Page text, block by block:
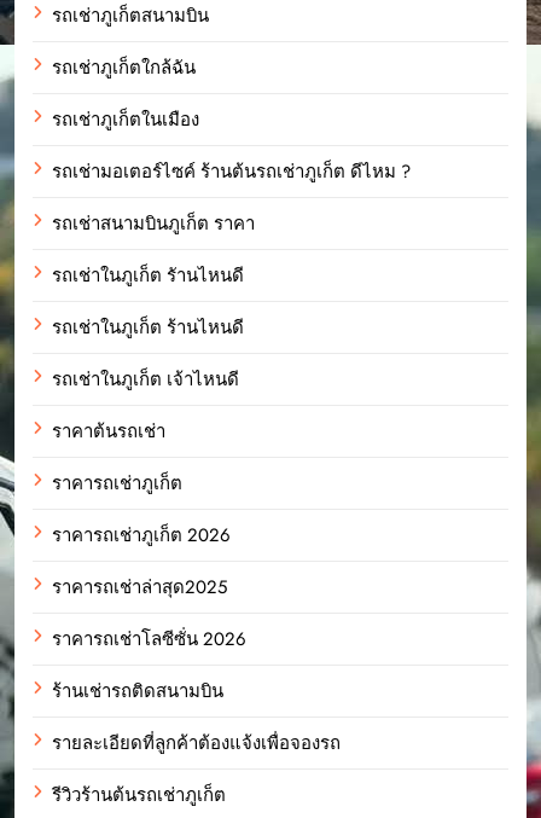
รถเช่าภูเก็ตสนามบิน
รถเช่าภูเก็ตใกล้ฉัน
รถเช่าภูเก็ตในเมือง
รถเช่ามอเตอร์ไซค์ ร้านต้นรถเช่าภูเก็ต ดีไหม ?
รถเช่าสนามบินภูเก็ต ราคา
รถเช่าในภูเก็ต รัานไหนดี
รถเช่าในภูเก็ต ร้านไหนดี
รถเช่าในภูเก็ต เจ้าไหนดี
ราคาต้นรถเช่า
ราคารถเช่าภูเก็ต
ราคารถเช่าภูเก็ต 2026
ราคารถเช่าล่าสุด2025
ราคารถเช่าโลซีซั่น 2026
ร้านเช่ารถติดสนามบิน
รายละเอียดที่ลูกค้าต้องแจ้งเพื่อจองรถ
รีวิวร้านต้นรถเช่าภูเก็ต